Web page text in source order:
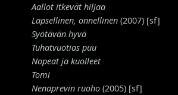
Aallot itkevät hiljaa
Lapsellinen, onnellinen (2007) [sf]
Syötävän hyvä
Tuhatvuotias puu
Nopeat ja kuolleet
Tomi
Nenaprevin ruoho (2005) [sf]